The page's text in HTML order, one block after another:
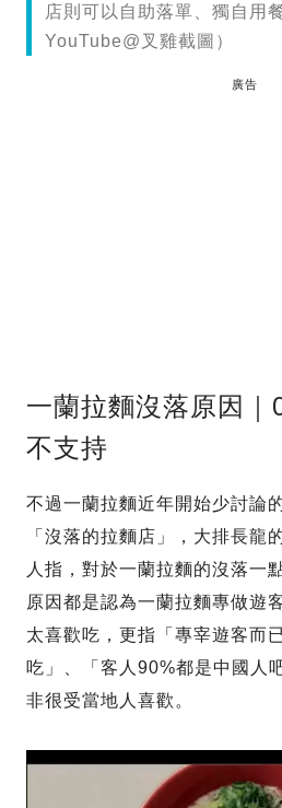
店則可以自助落單、獨自用
YouTube@叉雞截圖）
廣告
一蘭拉麵沒落原因｜
不支持
不過一蘭拉麵近年開始少討論
「沒落的拉麵店」，大排長龍
人指，對於一蘭拉麵的沒落一
原因都是認為一蘭拉麵專做遊
太喜歡吃，更指「專宰遊客而
吃」、「客人90%都是中國人
非很受當地人喜歡。